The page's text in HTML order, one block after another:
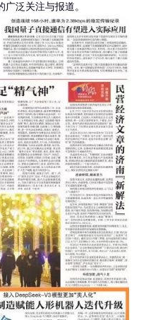
泛关注与报道。